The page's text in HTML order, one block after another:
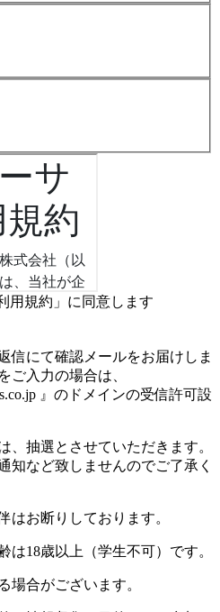
用規約」に同意します
信にて確認メールをお届けしま
ご入力の場合は、
』のドメインの受信許可設
抽選とさせていただきます。
知など致しませんのでご了承く
お断りしております。
18歳以上（学生不可）です。
合がございます。